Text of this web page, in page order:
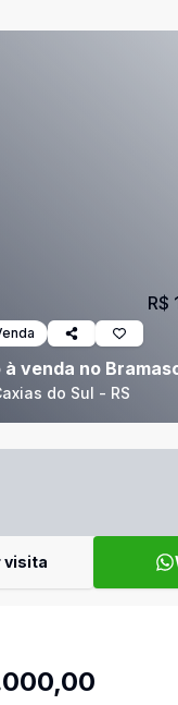
venda no
do Sul - RS
R$
visita